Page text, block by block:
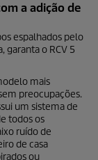
a adição de
espalhados pelo
garanta o RCV 5
mais
preocupações.
um sistema de
todos os
ruído de
de casa
ou